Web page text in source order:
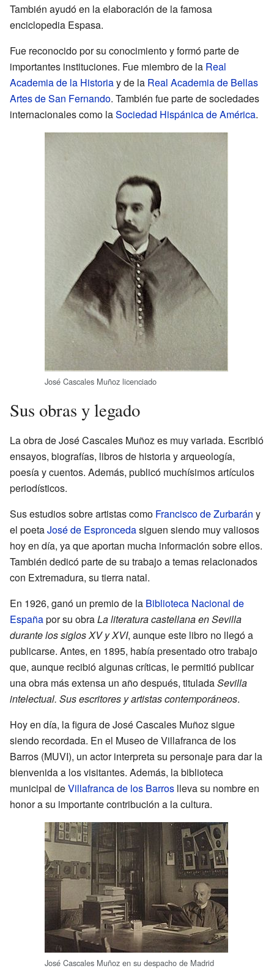
También ayudó en la elaboración de la famosa
enciclopedia Espasa.
Fue reconocido por su conocimiento y formó parte de
importantes instituciones. Fue miembro de la Real
Academia de la Historiay de la Real Academia de Bellas
Artes de San Fernando. También fue parte de sociedades
internacionales como laSociedad Hispánica de América.
José Cascales Muñoz licenciado
Sus obras y legado
La obra de José Cascales Muñoz es muy variada. Escribió
ensayos, biografías, libros de historia y arqueología,
poesía y cuentos. Además, publicó muchísimos artículos
periodísticos.
Sus estudios sobre artistas como Francisco de Zurbarán y
el poetaJosé de Esproncedasiguen siendo muy valiosos
hoy en día, ya que aportan mucha información sobre ellos.
También dedicó parte de su trabajo a temas relacionados
con Extremadura, su tierra natal.
En 1926, ganó un premio de la Biblioteca Nacional de
Españapor su obraLa literatura castellana en Sevilla
durante los siglos XV y XVI, aunque este libro no llegó a
publicarse. Antes, en 1895, había presentado otro trabajo
que, aunque recibió algunas críticas, le permitió publicar
una obra más extensa un año después, tituladaSevilla
intelectual. Sus escritores y artistas contemporáneos.
Hoy en día, la figura de José Cascales Muñoz sigue
siendo recordada. En el Museo de Villafranca de los
Barros (MUVI), un actor interpreta su personaje para dar la
bienvenida a los visitantes. Además, la biblioteca
municipal deVillafranca de los Barros lleva su nombre en
honor a su importante contribución a la cultura.
José Cascales Muñoz en su despacho de Madrid